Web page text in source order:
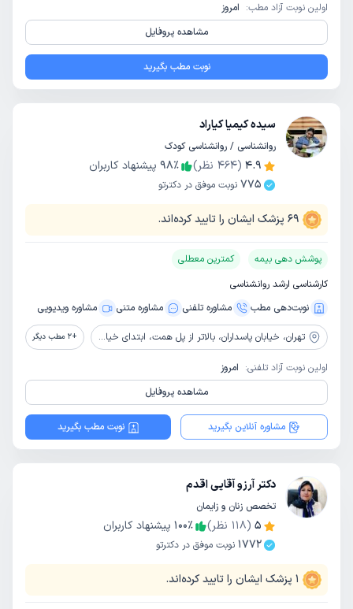
اولین نوبت آزاد مطب: امروز
مشاهده پروفایل
نوبت مطب بگیرید
سیده کیمیا کیاراد
روانشناسی / روانشناسی کودک
4.9
(
464 نظر) 98٪
پیشنهاد کاربران
775 نوبت موفق در دکترتو
69 پزشک ایشان را تایید کرده‌اند.
پوشش دهی بیمه
کمترین معطلی
کارشناسی ارشد روانشناسی
نوبت‌دهی مطب
مشاوره‌ تلفنی مشاوره‌ متنی مشاوره ویدیویی
تهران، خیابان پاسداران، بالاتر از پل همت، ابتدای خیابان گل نبی، پلاک 17، واحد 6 +
2 مطب دیگر
اولین نوبت آزاد تلفنی: امروز
مشاهده پروفایل
مشاوره آنلاین بگیرید نوبت مطب بگیرید
دکتر آرزو آقایی اقدم
تخصص زنان و زایمان
5
(
118 نظر) 100٪
پیشنهاد کاربران
1772 نوبت موفق در دکترتو
1 پزشک ایشان را تایید کرده‌اند.